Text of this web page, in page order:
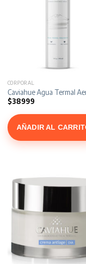
CORPORAL
Caviahue Agua Termal Aer
$38999
AÑADIR AL